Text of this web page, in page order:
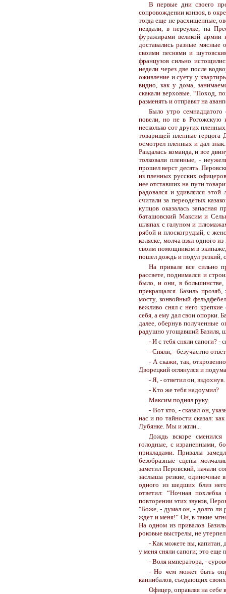
В первые дни своего
сопровождении конвоя, в
тогда еще не расхищенные,
невдали, в переулке, на
фуражирами великой
доставались разные мясные
своими песнями и
французов сильно
недели через две после
оживление и суету у
видно, как у дома,
скакали верховые. “Поход,
разменять и отправят на
Было утро
повели, но не в Рогожскую
несколько сот других
товарищей пленные герцога
осмотрел пленных и дал
Раздалась команда, и все
толковали пленные, -
прошел верст десять.
из пленных русских
нее отставших на пути
радовался и удивлялся
считали за переодетых
купцов оказалась
баташовский Максим и
шляпах с галуном и
рябой и плоскогрудый, с
коляске, молча взял одного
своим помощником в
пошел дождь и подул резкий,
На привале все сильно
рассвете, поднимался и
было, и они, в
прекращался. Базиль
мосту, конвойный
вежливо снял с него
себя, а ему дал свои опорки.
далее, обернув полученные
радушно угощавший Базиля,
- И с тебя сняли сапоги? -
- Сняли, - безучастно
- А скажи, так,
Дворецкий оглянулся и
- Я, - ответил он, вздохнув.
- Кто же тебя надоумил?
Максим поднял руку.
- Вот кто, - сказал он,
нас и по тайности сказал:
Лубянке. Мы и жгли...
Дождь вскоре сменился
голодные, с израненными,
прикладами. Привалы
безобразные сцены
заметил Перовский, начали
заслыша резкие, одиночные
одного из шедших близ
ответил: “Ночная
повторении этих звуков,
“Боже, - думал он, - долго ли
ждет и меня!” Он, в такие
На одном из привалов
роковые выстрелы, не
- Как можете вы, капитан,
у меня сняли сапоги; это еще
- Воля императора, -
- Но чем может быть
каннибалов, съедающих
Офицер, оправляя на себе